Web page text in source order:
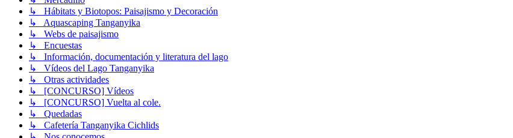
↳ Hábitats y Biotopos: Paisajismo y Decoración
↳ Aquascaping Tanganyika
↳ Webs de paisajismo
↳ Encuestas
↳ Información, documentación y literatura del lago
↳ Vídeos del Lago Tanganyika
↳ Otras actividades
↳ [CONCURSO] Vídeos
↳ [CONCURSO] Vuelta al cole.
↳ Quedadas
↳ Cafetería Tanganyika Cichlids